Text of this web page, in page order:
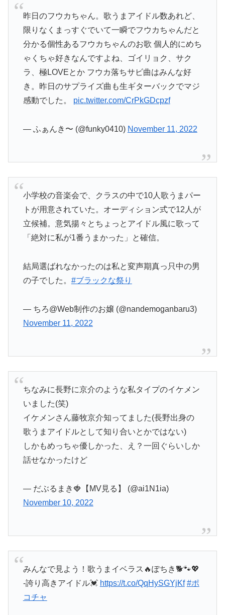
昨日のフウカちゃん。歌うまアイドル数あれど、
限りなくまっすぐでいて一瞬でフウカちゃんだと
分かる個性あるフウカちゃんのお歌 個人的にめち
ゃくちゃ好きなんですよね、ゴイリョク、サク
ラ、極LOVEとか フウカ落ちサビ曲はみんな好
き。昨日のサプライズ曲も生ギターバックでマジ
感動でした。 pic.twitter.com/CrPkGDcpzf
— ふぁんき〜 (@funky0410) November 11, 2022
小学校の音楽会で、クラスの中で10人歌うまパー
トが用意されていた。オーディション式で12人が
立候補。意気揚々とちょっとアイドル風に歌って
「絶対に私が1番うまかった」と確信。
結局選ばれなかったのは私と変声期真っ只中の男
の子でした。 #ブラックな祭り
— ちろ@Web制作のお嬢 (@nandemoganbaru3)
November 11, 2022
ちなみに長野に京介のような私タイプのイケメン
いました(笑)
イケメンさん藤牧京介知ってました(長野出身の
歌うまアイドルとして知り合いとかではない)
しかもめっちゃ優しかった、え？一回ぐらいしか
話せなかったけど
— だぶるまき🍓【MV見る】 (@ai1N1ia)
November 10, 2022
みんなで見よう！歌うまイベラス🔥ぽちき🐕🐾💖
-誇り高きアイドル💓 https://t.co/QqHySGYjKf #ポ
コチャ